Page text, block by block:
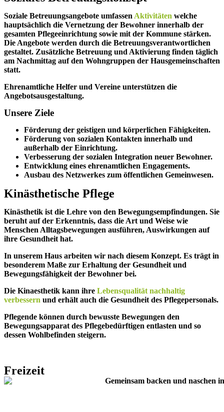
Soziale Betreuungsangebote umfassen Aktivitäten welche
hauptsächlich die Vernetzung der Bewohner innerhalb der
gesamten Pflegeeinrichtung sowie mit der Kommune stärken.
Die Angebote werden durch die Betreuungsverantwortlichen
gestaltet. Zusätzliche Betreuung und Aktivierung finden täglich
am Nachmittag auf den Wohngruppen der Hausgemeinschaften
statt.
Ehrenamtliche Helfer und Vereine unterstützen die
Angebotsausgestaltung.
Unsere Ziele
Förderung der geistigen und körperlichen Fähigkeiten.
Förderung von sozialen Kontakten innerhalb und
außerhalb der Einrichtung.
Verbesserung der sozialen Integration neuer Bewohner.
Entwicklung eines ehrenamtlichen Engagements.
Ausbau des Netzwerkes zum öffentlichen Gemeinwesen.
Kinästhetische Pflege
Kinästhetik ist die Lehre von den Bewegungsempfindungen. Sie
beruht auf der Erkenntnis, dass die Art und Weise wie
Menschen Alltagsbewegungen ausführen, Auswirkungen auf
ihre Gesundheit hat.
In unserem Haus arbeiten wir nach diesem Konzept. Es trägt in
besonderem Maße zur Erhaltung der Gesundheit und
Bewegungsfähigkeit der Bewohner bei.
Die Kinaesthetik kann ihre Lebensqualität nachhaltig
verbessern und erhält auch die Gesundheit des Pflegepersonals.
Pflegende können durch bewusste Bewegungen den
Bewegungsapparat des Pflegebedürftigen entlasten und so
dessen Wohlbefinden steigern.
Freizeit